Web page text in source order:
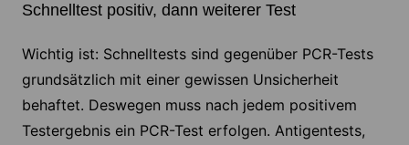
Schnelltest positiv, dann weiterer Test
Wichtig ist: Schnelltests sind gegenüber PCR-Tests
grundsätzlich mit einer gewissen Unsicherheit
behaftet. Deswegen muss nach jedem positivem
Testergebnis ein PCR-Test erfolgen. Antigentests,